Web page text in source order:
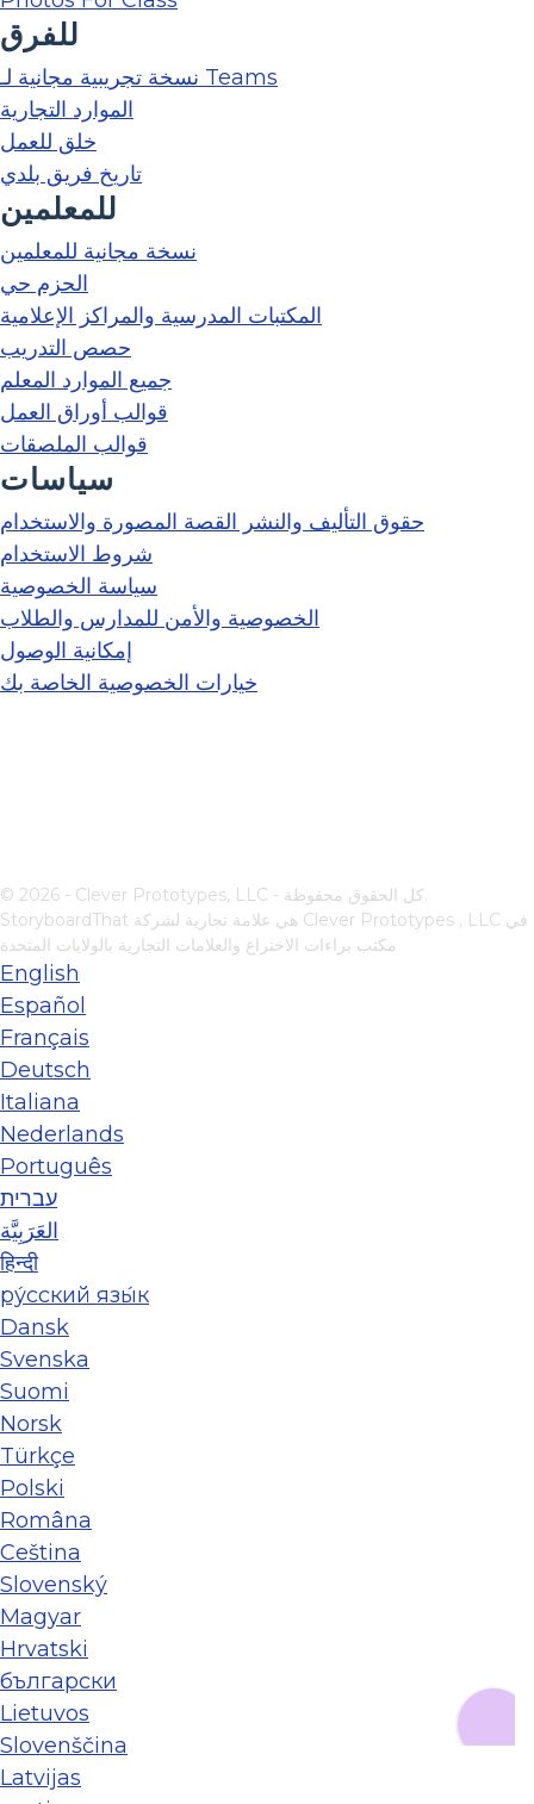
للفرق
نسخة تجريبية مجانية لـ Teams
الموارد التجارية
خلق للعمل
تاريخ فريق بلدي
للمعلمين
نسخة مجانية للمعلمين
الحزم حي
المكتبات المدرسية والمراكز الإعلامية
حصص التدريب
جميع الموارد المعلم
قوالب أوراق العمل
قوالب الملصقات
سياسات
حقوق التأليف والنشر القصة المصورة والاستخدام
شروط الاستخدام
سياسة الخصوصية
الخصوصية والأمن للمدارس والطلاب
إمكانية الوصول
خيارات الخصوصية الخاصة بك
Clever Prototypes , LLC
مكتب براءات الاختراع والعلامات التجارية بالولايات المتحدة
English
Español
Français
Deutsch
Italiana
Nederlands
Português
עברית
العَرَبِيَّة
हिन्दी
ру́сский язы́к
Dansk
Svenska
Suomi
Norsk
Türkçe
Polski
Româna
Ceština
Slovenský
Magyar
Hrvatski
български
Lietuvos
Slovenščina
Latvijas